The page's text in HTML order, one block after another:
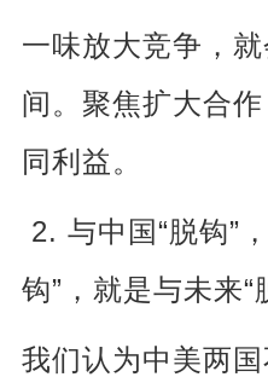
一味放大竞争，
间。聚焦扩大合
同利益。
2. 与中国“脱钩”
钩” ，就是与未来“
我们认为中美两